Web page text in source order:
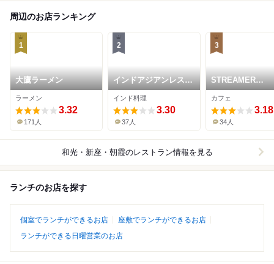
周辺のお店ランキング
1
大鷹ラーメン
ラーメン
3.32
171人
2
インドアジアンレスト
ラン バガィチャ
インド料理
3.30
37人
3
STREAMER
LABORATORY
WAKO
カフェ
3.18
34人
和光・新座・朝霞のレストラン情報を見る
ランチのお店を探す
個室でランチができるお店
座敷でランチができるお店
ランチができる日曜営業のお店